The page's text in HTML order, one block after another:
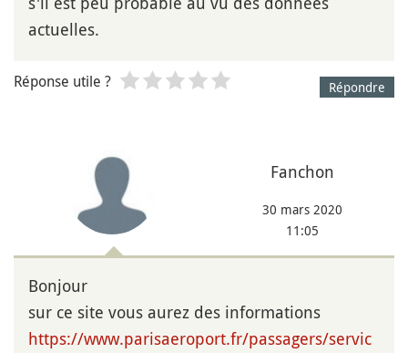
actuelles.
Répondre
Réponse utile ?
Fanchon
30 mars 2020
11:05
Bonjour
sur ce site vous aurez des informations
https://www.parisaeroport.fr/passagers/servic